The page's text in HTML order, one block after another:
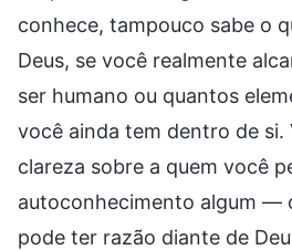
conhece, tampouco sabe o
Deus, se você realmente
ser humano ou quantos
você ainda tem dentro de si.
clareza sobre a quem você
autoconhecimento algum —
pode ter razão diante de